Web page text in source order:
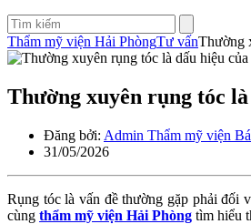
Thẩm mỹ viện Hải PhòngTư vấnThường
Thường xuyên rụng tóc
Đăng bởi: Admin Thẩm mỹ viện
31/05/2026
Rụng tóc là vấn đề thường gặp phải đối
cùng thẩm mỹ viện Hải Phòng tìm hiểu